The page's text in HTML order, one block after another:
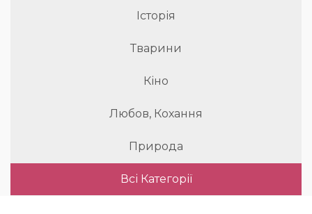
Історія
Тварини
Кіно
Любов, Кохання
Природа
Всі Категорії